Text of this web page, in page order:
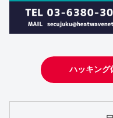
ハッキング